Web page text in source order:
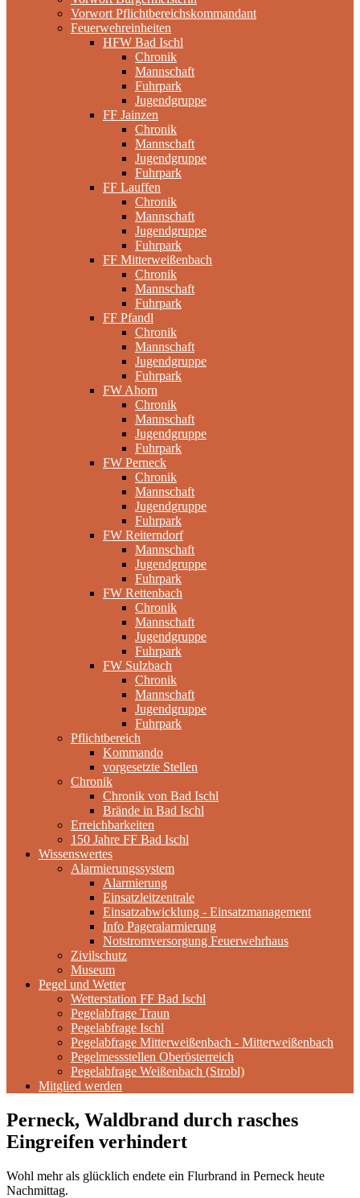
Vorwort Pflichtbereichskommandant
Feuerwehreinheiten
HFW Bad Ischl
Chronik
Mannschaft
Fuhrpark
Jugendgruppe
FF Jainzen
Chronik
Mannschaft
Jugendgruppe
Fuhrpark
FF Lauffen
Chronik
Mannschaft
Jugendgruppe
Fuhrpark
FF Mitterweißenbach
Chronik
Mannschaft
Fuhrpark
FF Pfandl
Chronik
Mannschaft
Jugendgruppe
Fuhrpark
FW Ahorn
Chronik
Mannschaft
Jugendgruppe
Fuhrpark
FW Perneck
Chronik
Mannschaft
Jugendgruppe
Fuhrpark
FW Reiterndorf
Mannschaft
Jugendgruppe
Fuhrpark
FW Rettenbach
Chronik
Mannschaft
Jugendgruppe
Fuhrpark
FW Sulzbach
Chronik
Mannschaft
Jugendgruppe
Fuhrpark
Pflichtbereich
Kommando
vorgesetzte Stellen
Chronik
Chronik von Bad Ischl
Brände in Bad Ischl
Erreichbarkeiten
150 Jahre FF Bad Ischl
Wissenswertes
Alarmierungssystem
Alarmierung
Einsatzleitzentrale
Einsatzabwicklung - Einsatzmanagement
Info Pageralarmierung
Notstromversorgung Feuerwehrhaus
Zivilschutz
Museum
Pegel und Wetter
Wetterstation FF Bad Ischl
Pegelabfrage Traun
Pegelabfrage Ischl
Pegelabfrage Mitterweißenbach - Mitterweißenbach
Pegelmessstellen Oberösterreich
Pegelabfrage Weißenbach (Strobl)
Mitglied werden
Perneck, Waldbrand durch rasches
Eingreifen verhindert
Wohl mehr als glücklich endete ein Flurbrand in Perneck heute
Nachmittag.